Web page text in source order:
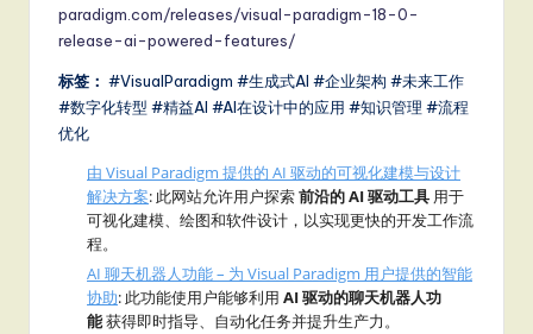
paradigm.com/releases/visual-paradigm-18-0-
release-ai-powered-features/
标签： #VisualParadigm #生成式AI #企业架构 #未来工作
#数字化转型 #精益AI #AI在设计中的应用 #知识管理 #流程
优化
由 Visual Paradigm 提供的 AI 驱动的可视化建模与设计
解决方案: 此网站允许用户探索前沿的 AI 驱动工具 用于
可视化建模、绘图和软件设计，以实现更快的开发工作流
程。
AI 聊天机器人功能 – 为 Visual Paradigm 用户提供的智能
协助: 此功能使用户能够利用 AI 驱动的聊天机器人功
能获得即时指导、自动化任务并提升生产力。